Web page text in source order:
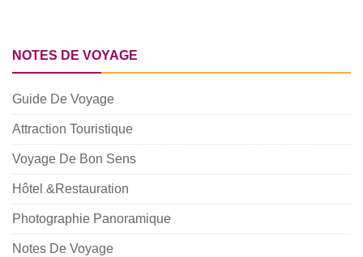
NOTES DE VOYAGE
Guide De Voyage
Attraction Touristique
Voyage De Bon Sens
Hôtel &Restauration
Photographie Panoramique
Notes De Voyage